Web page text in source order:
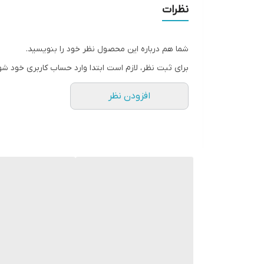
نظرات
شما هم درباره این محصول نظر خود را بنویسید.
برای ثبت نظر، لازم است ابتدا وارد حساب کاربری خود
افزودن نظر